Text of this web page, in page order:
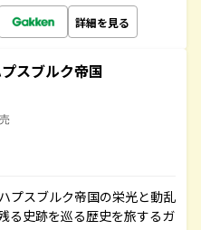
詳細を見る
スブルク帝国
プスブルク帝国の栄光と動乱
る史跡を巡る歴史を旅するガ